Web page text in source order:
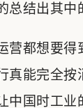
总结出其中
营都想要
真能完全
中国时工